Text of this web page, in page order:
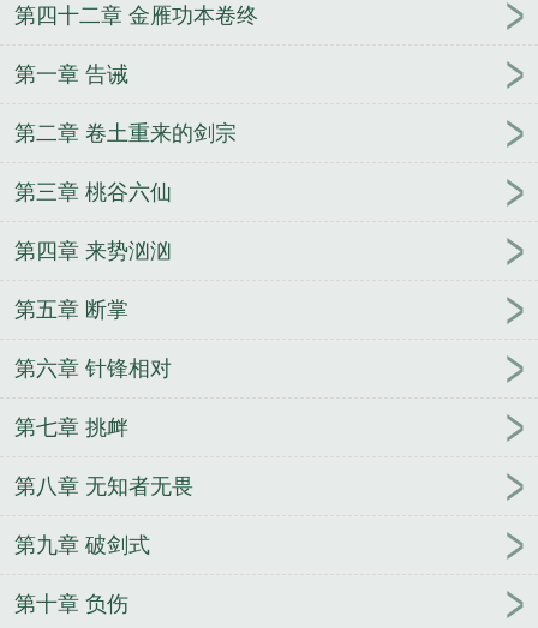
第四十二章 金雁功本卷终
第一章 告诫
第二章 卷土重来的剑宗
第三章 桃谷六仙
第四章 来势汹汹
第五章 断掌
第六章 针锋相对
第七章 挑衅
第八章 无知者无畏
第九章 破剑式
第十章 负伤